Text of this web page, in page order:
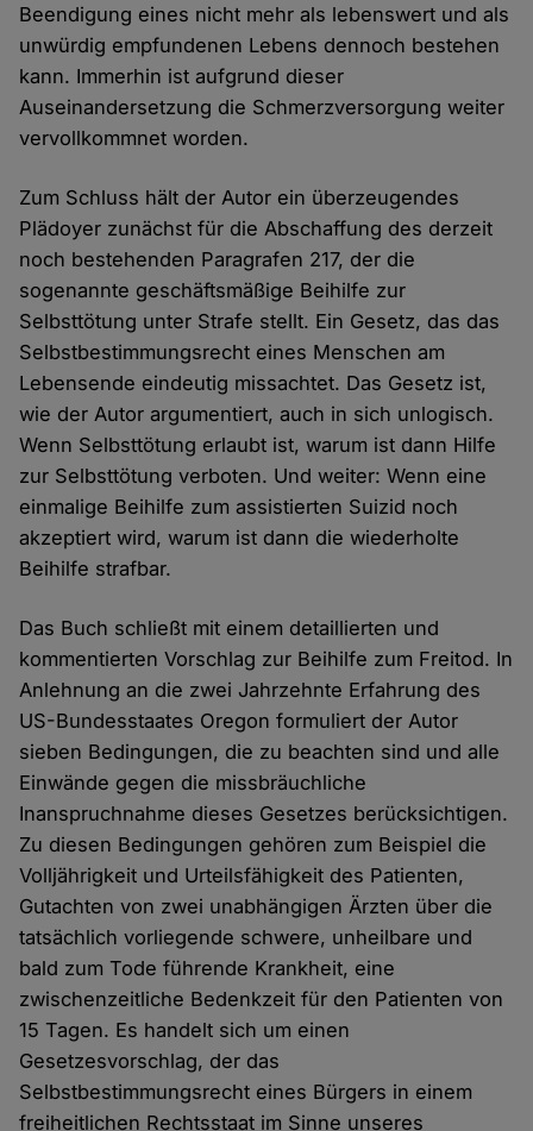
Beendigung eines nicht mehr als lebenswert und als
unwürdig empfundenen Lebens dennoch bestehen
kann. Immerhin ist aufgrund dieser
Auseinandersetzung die Schmerzversorgung weiter
vervollkommnet worden.
Zum Schluss hält der Autor ein überzeugendes
Plädoyer zunächst für die Abschaffung des derzeit
noch bestehenden Paragrafen 217, der die
sogenannte geschäftsmäßige Beihilfe zur
Selbsttötung unter Strafe stellt. Ein Gesetz, das das
Selbstbestimmungsrecht eines Menschen am
Lebensende eindeutig missachtet. Das Gesetz ist,
wie der Autor argumentiert, auch in sich unlogisch.
Wenn Selbsttötung erlaubt ist, warum ist dann Hilfe
zur Selbsttötung verboten. Und weiter: Wenn eine
einmalige Beihilfe zum assistierten Suizid noch
akzeptiert wird, warum ist dann die wiederholte
Beihilfe strafbar.
Das Buch schließt mit einem detaillierten und
kommentierten Vorschlag zur Beihilfe zum Freitod. In
Anlehnung an die zwei Jahrzehnte Erfahrung des
US-Bundesstaates Oregon formuliert der Autor
sieben Bedingungen, die zu beachten sind und alle
Einwände gegen die missbräuchliche
Inanspruchnahme dieses Gesetzes berücksichtigen.
Zu diesen Bedingungen gehören zum Beispiel die
Volljährigkeit und Urteilsfähigkeit des Patienten,
Gutachten von zwei unabhängigen Ärzten über die
tatsächlich vorliegende schwere, unheilbare und
bald zum Tode führende Krankheit, eine
zwischenzeitliche Bedenkzeit für den Patienten von
15 Tagen. Es handelt sich um einen
Gesetzesvorschlag, der das
Selbstbestimmungsrecht eines Bürgers in einem
freiheitlichen Rechtsstaat im Sinne unseres